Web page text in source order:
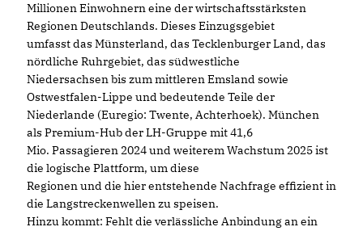
Millionen Einwohnern eine der wirtschaftsstärksten
Regionen Deutschlands. Dieses Einzugsgebiet
umfasst das Münsterland, das Tecklenburger Land, das
nördliche Ruhrgebiet, das südwestliche
Niedersachsen bis zum mittleren Emsland sowie
Ostwestfalen-Lippe und bedeutende Teile der
Niederlande (Euregio: Twente, Achterhoek). München
als Premium-Hub der LH-Gruppe mit 41,6
Mio. Passagieren 2024 und weiterem Wachstum 2025 ist
die logische Plattform, um diese
Regionen und die hier entstehende Nachfrage effizient in
die Langstreckenwellen zu speisen.
Hinzu kommt: Fehlt die verlässliche Anbindung an ein